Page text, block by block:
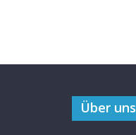
Über uns